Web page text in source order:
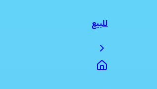
للبيع